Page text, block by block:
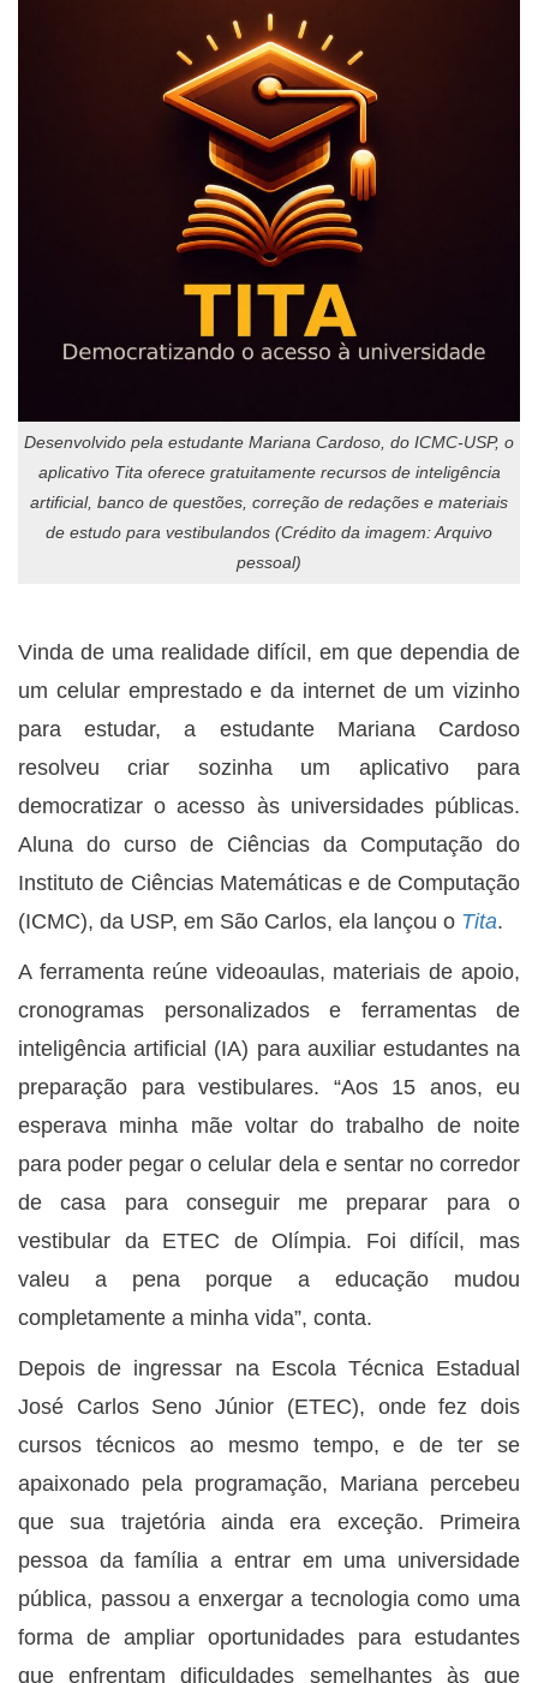
Desenvolvido pela estudante Mariana Cardoso, do ICMC-USP, o
aplicativo Tita oferece gratuitamente recursos de inteligência
artificial, banco de questões, correção de redações e materiais
de estudo para vestibulandos (Crédito da imagem: Arquivo
pessoal)
Vinda de uma realidade difícil, em que dependia de
um celular emprestado e da internet de um vizinho
para estudar, a estudante Mariana Cardoso
resolveu criar sozinha um aplicativo para
democratizar o acesso às universidades públicas.
Aluna do curso de Ciências da Computação do
Instituto de Ciências Matemáticas e de Computação
(ICMC), da USP, em São Carlos, ela lançou o Tita.
A ferramenta reúne videoaulas, materiais de apoio,
cronogramas personalizados e ferramentas de
inteligência artificial (IA) para auxiliar estudantes na
preparação para vestibulares. “Aos 15 anos, eu
esperava minha mãe voltar do trabalho de noite
para poder pegar o celular dela e sentar no corredor
de casa para conseguir me preparar para o
vestibular da ETEC de Olímpia. Foi difícil, mas
valeu a pena porque a educação mudou
completamente a minha vida”, conta.
Depois de ingressar na Escola Técnica Estadual
José Carlos Seno Júnior (ETEC), onde fez dois
cursos técnicos ao mesmo tempo, e de ter se
apaixonado pela programação, Mariana percebeu
que sua trajetória ainda era exceção. Primeira
pessoa da família a entrar em uma universidade
pública, passou a enxergar a tecnologia como uma
forma de ampliar oportunidades para estudantes
que enfrentam dificuldades semelhantes às que